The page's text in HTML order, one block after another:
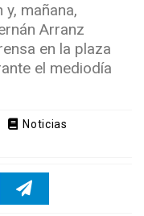
mañana,
Arranz
en la plaza
el mediodía
Noticias